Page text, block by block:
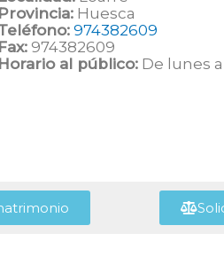
Provincia: Huesca
974382609
Fax: 974382609
Horario al público: De lunes